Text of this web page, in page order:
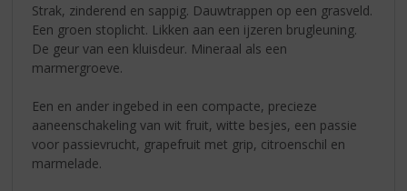
Strak, zinderend en sappig. Dauwtrappen op een grasveld.
Een groen stoplicht. Likken aan een ijzeren brugleuning.
De geur van een kluisdeur. Mineraal als een
marmergroeve.
Een en ander ingebed in een compacte, precieze
aaneenschakeling van wit fruit, witte besjes, een passie
voor passievrucht, grapefruit met grip, citroenschil en
marmelade.